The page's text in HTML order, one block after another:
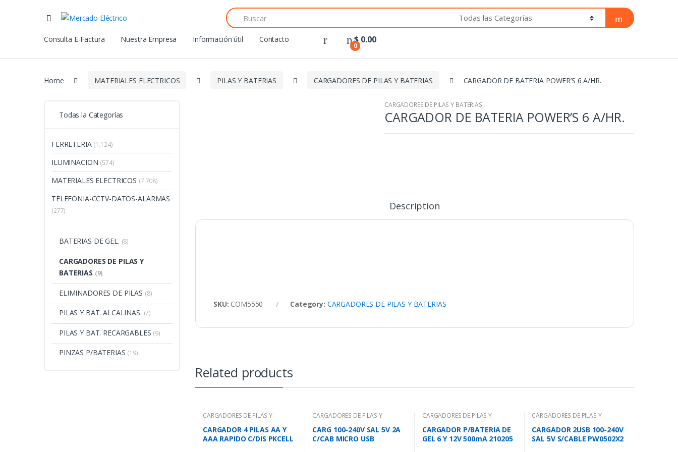
Search
for:
Consulta E-Factura
Nuestra Empresa Información útil Contacto
0
$ 0.00
Home MATERIALES ELECTRICOS PILAS Y BATERIAS CARGADORES DE PILAS Y BATERIAS CARGADOR DE BATERIA POWER’S 6 A/HR.
CARGADORES DE PILAS Y BATERIAS
CARGADOR DE BATERIA POWER’S 6 A/HR.
Description
SKU: COM5550 Category: CARGADORES DE PILAS Y BATERIAS
Related products
CARGADORES DE PILAS Y
CARGADOR 4 PILAS AA Y
AAA RAPIDO C/DIS PKCELL
CARGADORES DE PILAS Y
CARG 100-240V SAL 5V 2A
C/CAB MICRO USB
CARGADORES DE PILAS Y
CARGADOR P/BATERIA DE
GEL 6 Y 12V 500mA 210205
CARGADORES DE PILAS Y
CARGADOR 2USB 100-240V
SAL 5V S/CABLE PW0502X2
Todas la Categorías
FERRETERIA (1.124)
ILUMINACION (574)
MATERIALES ELECTRICOS (7.708)
TELEFONIA-CCTV-DATOS-ALARMAS
(277)
BATERIAS DE GEL. (8)
CARGADORES DE PILAS Y
BATERIAS (9)
ELIMINADORES DE PILAS (8)
PILAS Y BAT. ALCALINAS. (7)
PILAS Y BAT. RECARGABLES (9)
PINZAS P/BATERIAS (19)